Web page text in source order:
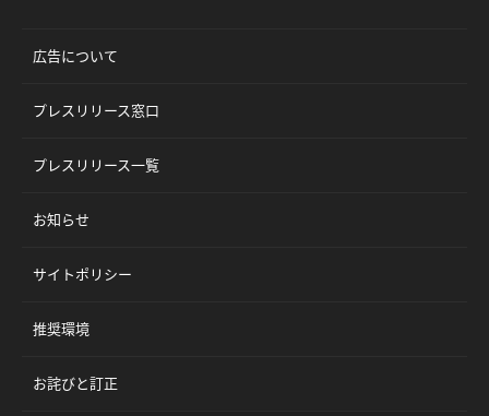
広告について
プレスリリース窓口
プレスリリース一覧
お知らせ
サイトポリシー
推奨環境
お詫びと訂正